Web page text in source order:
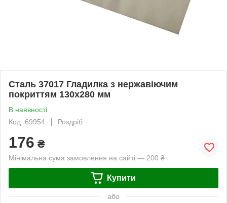
Сталь 37017 Гладилка з нержавіючим
покриттям 130х280 мм
В наявності
Код: 69954
Роздріб
176 ₴
Мінімальна сума замовлення на сайті — 200 ₴
Купити
або